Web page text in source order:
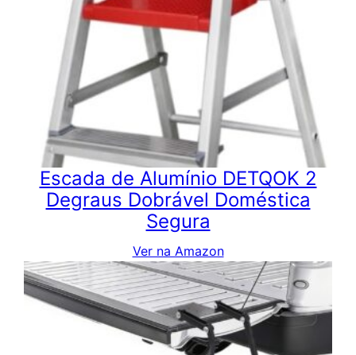
Escada de Alumínio DETQOK 2
Degraus Dobrável Doméstica
Segura
Ver na Amazon